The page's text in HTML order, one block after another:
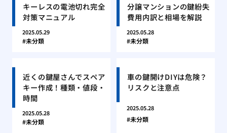
キーレスの電池切れ完全
対策マニュアル
2025.05.29
未分類
分譲マンションの鍵紛失
費用内訳と相場を解説
2025.05.28
未分類
近くの鍵屋さんでスペア
キー作成！種類・値段・
時間
2025.05.28
未分類
車の鍵開けDIYは危険？
リスクと注意点
2025.05.28
未分類